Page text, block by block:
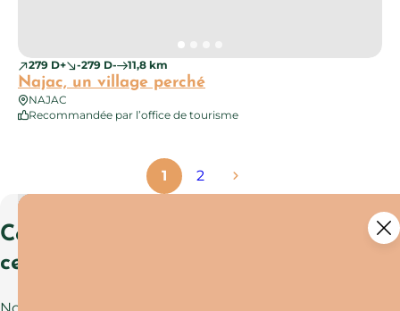
279 D+ -279 D- 11,8 km
Najac, un village perché
NAJAC
Recommandée par l’office de tourisme
1 2
Comment sont sélectionnés
ces circuits de randonnée ?